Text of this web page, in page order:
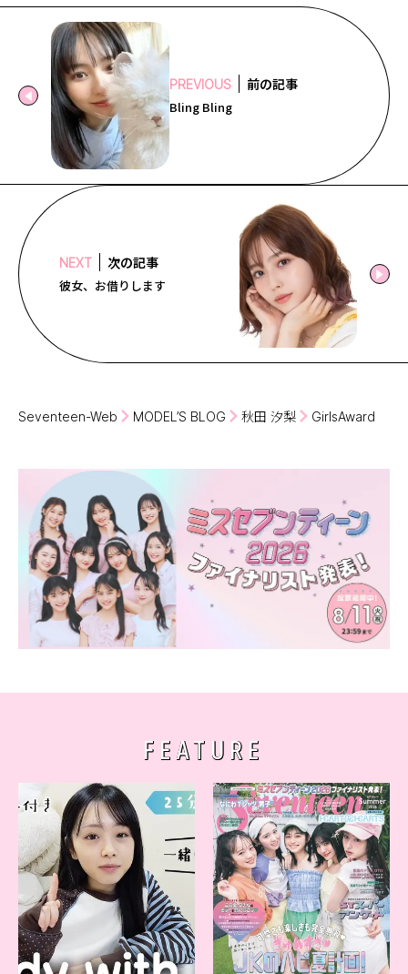
PREVIOUS 前の記事
Bling Bling
NEXT 次の記事
彼女、お借りします
Seventeen-Web MODEL’S BLOG 秋田 汐梨 GirlsAward
FEATURE